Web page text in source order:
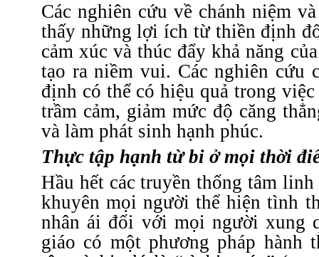
Các nghiên cứu về chánh niệm
thấy những lợi ích từ thiền định
cảm xúc và thúc đẩy khả năng
tạo ra niềm vui. Các nghiên cứu
định có thể có hiệu quả trong
trầm cảm, giảm mức độ căng
và làm phát sinh hạnh phúc.
Thực tập hạnh từ bi ở mọi thời
Hầu hết các truyền thống tâm
khuyên mọi người thể hiện tình
nhân ái đối với mọi người xung
giáo có một phương pháp hành